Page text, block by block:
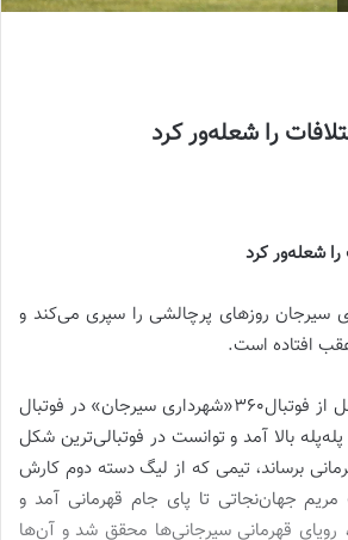
را شعله‌ور کرد
شعله‌ور کرد
سیرجان روزهای پرچالشی را سپری می‌کند و
افتاده است.
به گزارش فوتبالز و به نقل از فوتبال360«شهرداری سیرجان» در فوتبال
بالا آمد و توانست در فوتبالی‌ترین شکل
برساند، تیمی که از لیگ دسته دوم کارش
مریم جهان‌نجاتی تا پای جام قهرمانی آمد و
قهرمانی سیرجانی‌ها محقق شد و آن‌ها